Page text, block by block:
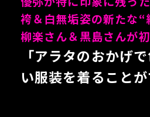
袴＆白無垢姿の新たな
柳楽さん＆黒島さんが
「アラタのおかげ
い服装を着ることが